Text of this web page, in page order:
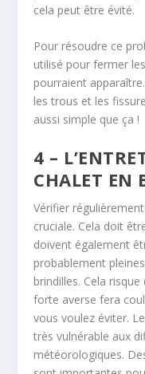
cela peut être évité.
Pour résoudre ce
utilisé pour fermer
pourraient
les trous et les
aussi simple que ça !
4 –
CHALET EN
Vérifier
cruciale. Cela doit
doivent également
probablement
brindilles. Cela
forte averse fera
vous voulez éviter.
très vulnérable aux
météorologiques.